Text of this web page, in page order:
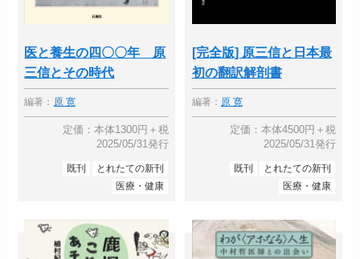
医と養生の四〇〇年 原
三信とその時代
編著： 原 寛
定価：本体1300円＋税
2025/05/31発行
既刊
とれたての新刊
医療・健康
[完全版] 原三信と日本最
初の翻訳解剖書
編著： 原 寛
定価：本体4500円＋税
2025/05/31発行
既刊
とれたての新刊
医療・健康